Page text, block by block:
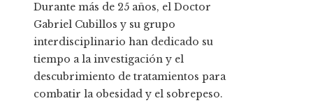
Durante más de 25 años, el Doctor
Gabriel Cubillos y su grupo
interdisciplinario han dedicado su
tiempo a la investigación y el
descubrimiento de tratamientos para
combatir la obesidad y el sobrepeso.